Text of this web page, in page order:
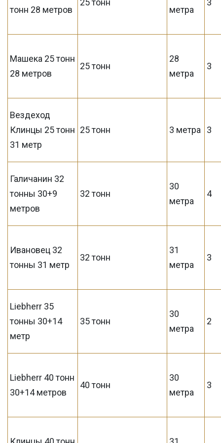
тонн 28 метров
25 тонн
метра
3
Машека 25 тонн
28 метров
25 тонн
28
метра
3
Вездеход
Клинцы 25 тонн
31 метр
25 тонн 3 метра 3
Галичанин 32
тонны 30+9
метров
32 тонн
30
метра
4
Ивановец 32
тонны 31 метр
32 тонн
31
метра
3
Liebherr 35
тонны 30+14
метр
35 тонн
30
метра
2
Liebherr 40 тонн
30+14 метров
40 тонн
30
метра
3